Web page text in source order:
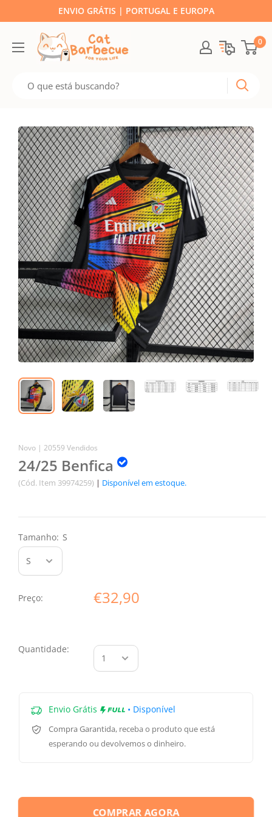
ENVIO GRÁTIS | PORTUGAL E EUROPA
0
Novo | 20559 Vendidos
24/25 Benfica
(Cód. Item 39974259) | Disponível em estoque.
Tamanho: S
Preço: €32,90
Quantidade:
Envio Grátis • Disponível
Compra Garantida, receba o produto que está
esperando ou devolvemos o dinheiro.
COMPRAR AGORA